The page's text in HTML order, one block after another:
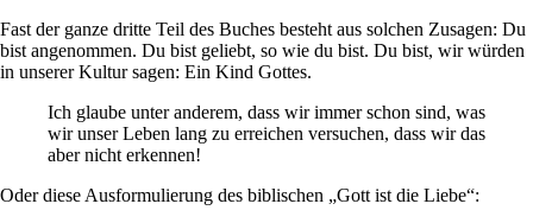
Fast der ganze dritte Teil des Buches besteht aus solchen Zusagen: Du
bist angenommen. Du bist geliebt, so wie du bist. Du bist, wir würden
in unserer Kultur sagen: Ein Kind Gottes.
Ich glaube unter anderem, dass wir immer schon sind, was
wir unser Leben lang zu erreichen versuchen, dass wir das
aber nicht erkennen!
Oder diese Ausformulierung des biblischen „Gott ist die Liebe“: